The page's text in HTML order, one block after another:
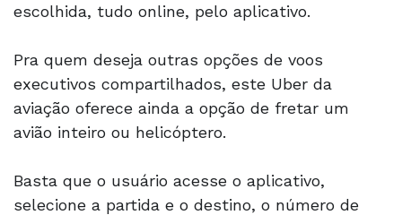
escolhida, tudo online, pelo aplicativo.
Pra quem deseja outras opções de voos
executivos compartilhados, este Uber da
aviação oferece ainda a opção de fretar um
avião inteiro ou helicóptero.
Basta que o usuário acesse o aplicativo,
selecione a partida e o destino, o número de